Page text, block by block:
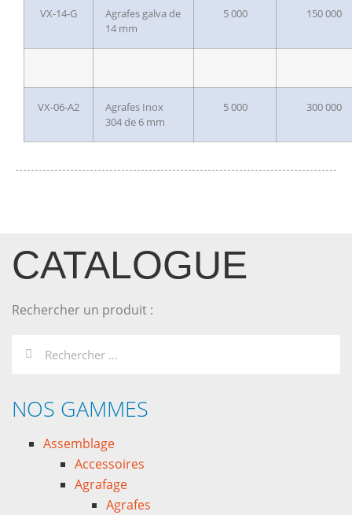
CATALOGUE
Rechercher un produit :
NOS GAMMES
Assemblage
Accessoires
Agrafage
Agrafes
VX-14-G
Agrafes galva de
14 mm
5 000 150 000
VX-06-A2
Agrafes Inox
304 de 6 mm
5 000 300 000